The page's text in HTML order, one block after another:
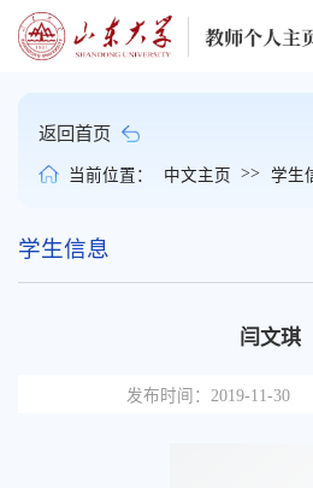
当前位置： 中文主页 >> 学生
返回首页
学生信息
闫文琪
发布时间：2019-11-30